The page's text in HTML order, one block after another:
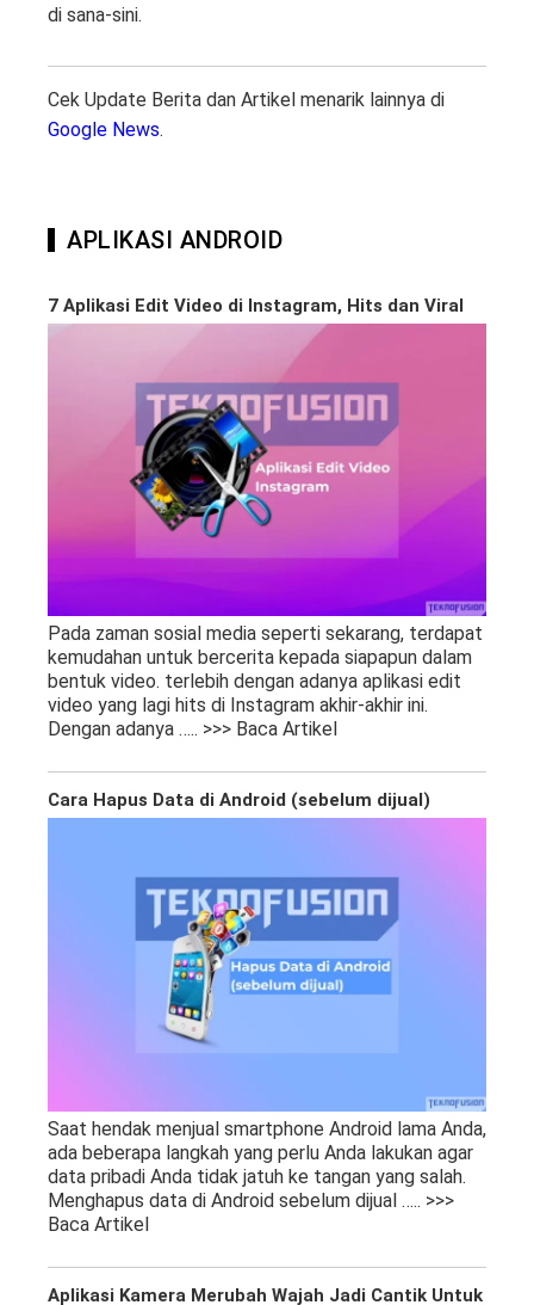
di sana-sini.
Cek Update Berita dan Artikel menarik lainnya di
Google News.
APLIKASI ANDROID
7 Aplikasi Edit Video di Instagram, Hits dan Viral
Pada zaman sosial media seperti sekarang, terdapat
kemudahan untuk bercerita kepada siapapun dalam
bentuk video. terlebih dengan adanya aplikasi edit
video yang lagi hits di Instagram akhir-akhir ini.
Dengan adanya ….. >>> Baca Artikel
Cara Hapus Data di Android (sebelum dijual)
Saat hendak menjual smartphone Android lama Anda,
ada beberapa langkah yang perlu Anda lakukan agar
data pribadi Anda tidak jatuh ke tangan yang salah.
Menghapus data di Android sebelum dijual ….. >>>
Baca Artikel
Aplikasi Kamera Merubah Wajah Jadi Cantik Untuk